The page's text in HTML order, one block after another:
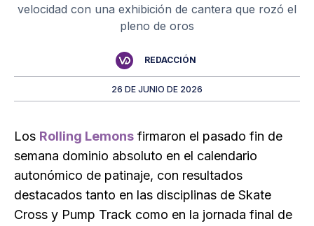
velocidad con una exhibición de cantera que rozó el
pleno de oros
REDACCIÓN
26 DE JUNIO DE 2026
Los Rolling Lemons firmaron el pasado fin de
semana dominio absoluto en el calendario
autonómico de patinaje, con resultados
destacados tanto en las disciplinas de Skate
Cross y Pump Track como en la jornada final de